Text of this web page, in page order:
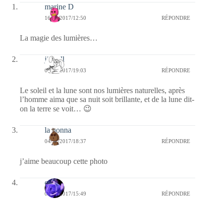
marine D
16/12/2017/12:50 RÉPONDRE
La magie des lumières…
jill bill
04/12/2017/19:03 RÉPONDRE
Le soleil et la lune sont nos lumières naturelles, après
l’homme aima que sa nuit soit brillante, et de la lune dit-
on la terre se voit… 😉
la nonna
04/12/2017/18:37 RÉPONDRE
j’aime beaucoup cette photo
covix
04/12/2017/15:49 RÉPONDRE